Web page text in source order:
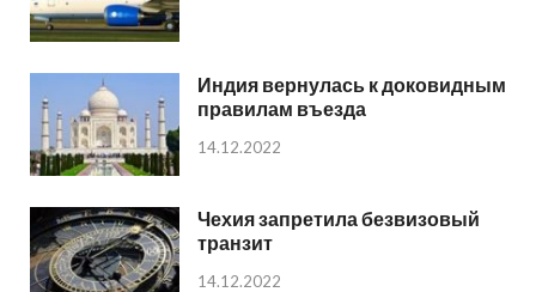
Индия вернулась к доковидным
правилам въезда
14.12.2022
Чехия запретила безвизовый
транзит
14.12.2022